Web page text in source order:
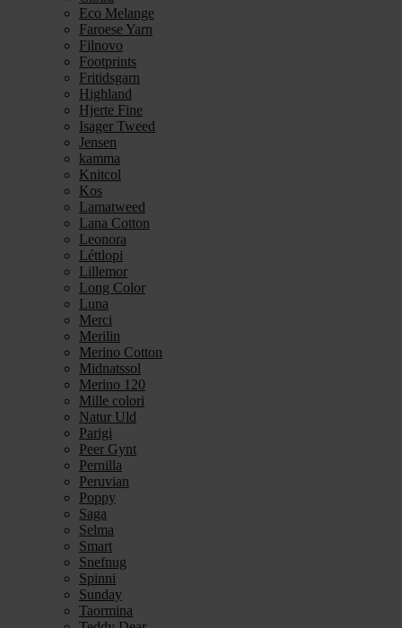
Eco Melange
Faroese Yarn
Filnovo
Footprints
Fritidsgarn
Highland
Hjerte Fine
Isager Tweed
Jensen
kamma
Knitcol
Kos
Lamatweed
Lana Cotton
Leonora
Léttlopi
Lillemor
Long Color
Luna
Merci
Merilin
Merino Cotton
Midnatssol
Merino 120
Mille colori
Natur Uld
Parigi
Peer Gynt
Pernilla
Peruvian
Poppy
Saga
Selma
Smart
Snefnug
Spinni
Sunday
Taormina